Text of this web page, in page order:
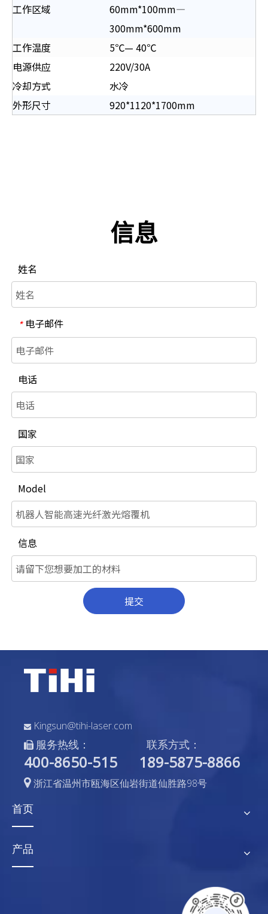
工作区域
60mm*100mm—
300mm*600mm
工作温度
5℃— 40℃
电源供应
220V/30A
冷却方式
水冷
外形尺寸
920*1120*1700mm
信息
姓名
* 电子邮件
电话
国家
Model
信息
提交
 Kingsun@tihi-laser.com
 服务热线： 联系方式：
400-8650-515 189-5875-8866
 浙江省温州市瓯海区仙岩街道仙胜路98号
首页
产品